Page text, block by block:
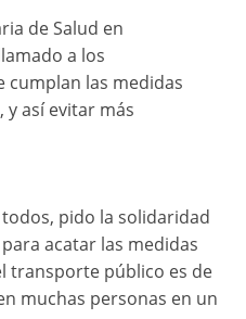
de Salud en
a los
las medidas
y así evitar más
pido la solidaridad
acatar las medidas
transporte público es de
muchas personas en un